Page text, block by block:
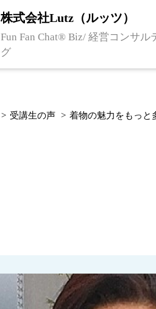
株式会社Lutz（ルッツ）
Fun Fan Chat® Biz/ 経営コンサル
グ
受講生の声 着物の魅力をもっ